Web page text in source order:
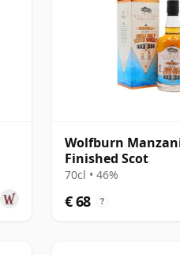
Wolfburn
Finished Scot
70cl • 46%
€ 68 ?